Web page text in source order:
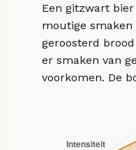
Een gitzwart
moutige smaken
geroosterd
er smaken van
voorkomen. De